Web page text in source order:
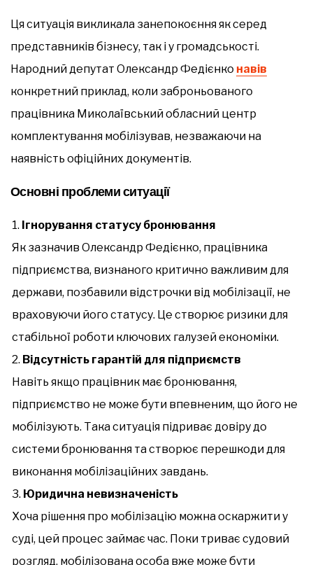
Ця ситуація викликала занепокоєння як серед
представників бізнесу, так і у громадськості.
Народний депутат Олександр Федієнко навів
конкретний приклад, коли заброньованого
працівника Миколаївський обласний центр
комплектування мобілізував, незважаючи на
наявність офіційних документів.
Основні проблеми ситуації
Ігнорування статусу бронювання
Як зазначив Олександр Федієнко, працівника
підприємства, визнаного критично важливим для
держави, позбавили відстрочки від мобілізації, не
враховуючи його статусу. Це створює ризики для
стабільної роботи ключових галузей економіки.
Відсутність гарантій для підприємств
Навіть якщо працівник має бронювання,
підприємство не може бути впевненим, що його не
мобілізують. Така ситуація підриває довіру до
системи бронювання та створює перешкоди для
виконання мобілізаційних завдань.
Юридична невизначеність
Хоча рішення про мобілізацію можна оскаржити у
суді, цей процес займає час. Поки триває судовий
розгляд, мобілізована особа вже може бути